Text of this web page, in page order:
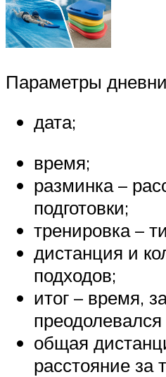
Параметры
дата;
время;
разминка –
подготовки;
тренировка –
дистанция и
подходов;
итог – время,
общая
расстояние за